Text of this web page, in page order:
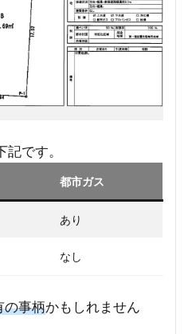
です。
都市ガス
あり
なし
の事柄かもしれません